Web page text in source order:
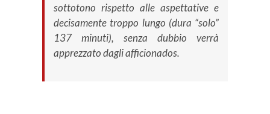
sottotono rispetto alle aspettative e
decisamente troppo lungo (dura “solo”
137 minuti), senza dubbio verrà
apprezzato dagliafficionados.